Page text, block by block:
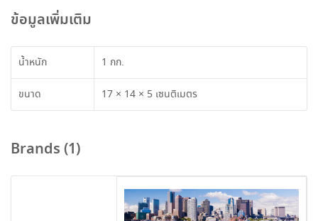
ข้อมูลเพิ่มเติม
น้ำหนัก 1 กก.
ขนาด 17 × 14 × 5 เซนติเมตร
Brands (1)